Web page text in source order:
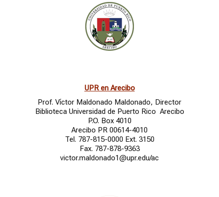
UPR en Arecibo
Prof. Víctor Maldonado Maldonado, Director
Biblioteca Universidad de Puerto Rico Arecibo
P.O. Box 4010
Arecibo PR 00614-4010
Tel. 787-815-0000 Ext. 3150
Fax. 787-878-9363
victor.maldonado1@upr.edu/ac